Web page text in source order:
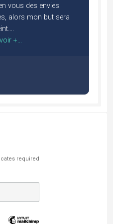
vous des envies
alors mon but sera
+...
required